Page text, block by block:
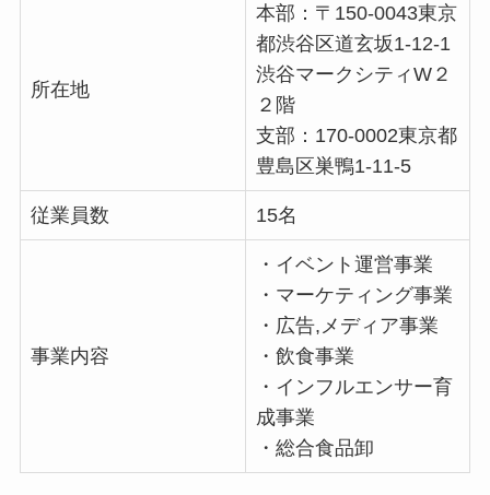
所在地
本部： 〒150-0043東京
都渋谷区道玄坂1-12-1
渋谷マークシティW２
２階
支部： 170-0002東京都
豊島区巣鴨1-11-5
従業員数 15名
事業内容
・イベント運営事業
・マーケティング事業
・広告,メディア事業
・飲食事業
・インフルエンサー育
成事業
・総合食品卸